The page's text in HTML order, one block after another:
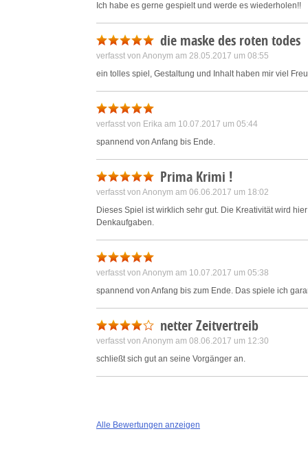
Ich habe es gerne gespielt und werde es wiederholen!!
die maske des roten todes
verfasst von Anonym am 28.05.2017 um 08:55
ein tolles spiel, Gestaltung und Inhalt haben mir viel
verfasst von Erika am 10.07.2017 um 05:44
spannend von Anfang bis Ende.
Prima Krimi !
verfasst von Anonym am 06.06.2017 um 18:02
Dieses Spiel ist wirklich sehr gut. Die Kreativität wird
Denkaufgaben.
verfasst von Anonym am 10.07.2017 um 05:38
spannend von Anfang bis zum Ende. Das spiele ich
netter Zeitvertreib
verfasst von Anonym am 08.06.2017 um 12:30
schließt sich gut an seine Vorgänger an.
Alle Bewertungen anzeigen
Save and communicate